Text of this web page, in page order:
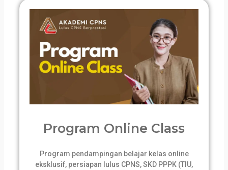
Program Online Class
Program pendampingan belajar kelas online
eksklusif, persiapan lulus CPNS, SKD PPPK (TIU,